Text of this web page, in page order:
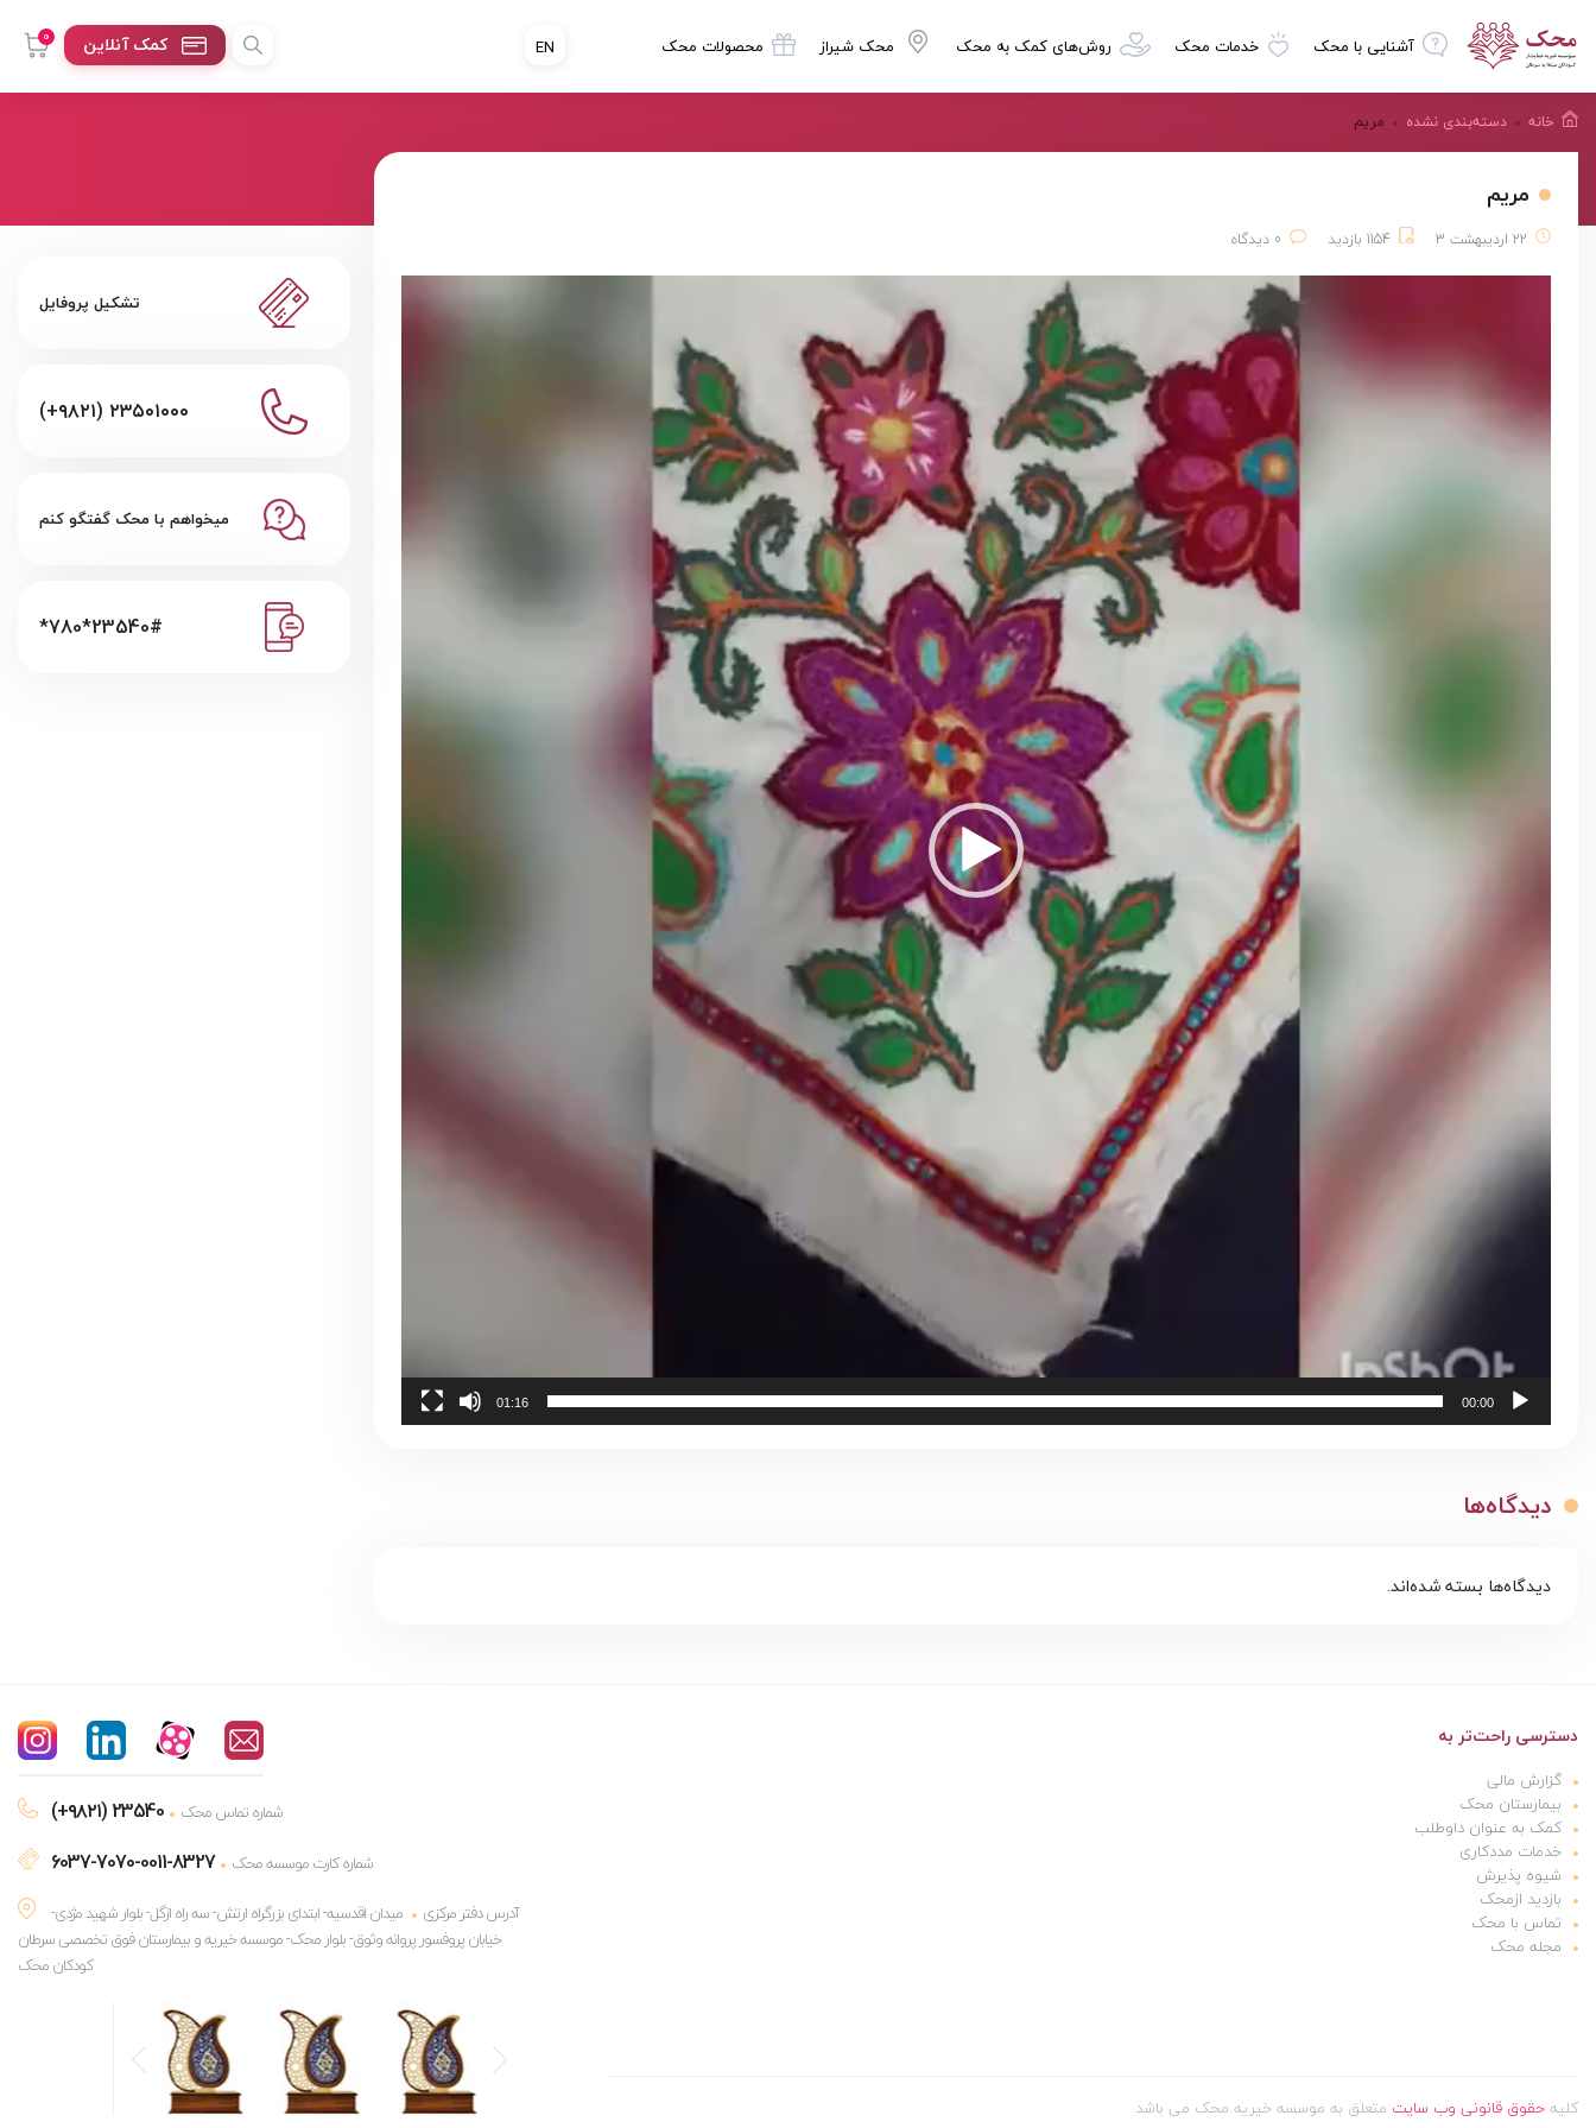
آشنایی با محک خدمات محک روش‌های کمک به محک محک شیراز محصولات محک 0 کمک آنلاین EN
خانه دسته‌بندی نشده مریم
مریم
22 اردیبهشت 3 1154 بازدید 0 دیدگاه
00:00
01:16
دیدگاه‌ها
دیدگاه‌ها بسته شده‌اند.
تشکیل پروفایل
(+۹۸۲۱) ۲۳۵۰۱۰۰۰
میخواهم با محک گفتگو کنم
*780*23540#
دسترسی راحت‌تر به
گزارش مالی
بیمارستان محک
کمک به عنوان داوطلب
خدمات مددکاری
شیوه پذیرش
بازدید ازمحک
تماس با محک
مجله محک
(+۹۸۲۱) 23540 شماره تماس محک
6037-7070-0011-8327
شماره کارت موسسه محک
آدرس دفتر مرکزی
میدان اقدسیه- ابتدای بزرگراه ارتش- سه راه ازگل- بلوار شهید مژدی-
خیابان پروفسور پروانه وثوق- بلوار محک- موسسه خیریه و بیمارستان فوق تخصصی سرطان
کودکان محک
کلیهحقوق قانونی وب سایت متعلق به موسسه خیریه محک می باشد